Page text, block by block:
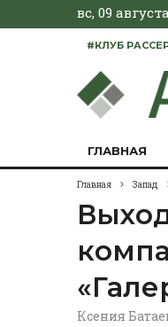
вс, 09
#КЛУБ
ГЛАВНАЯ
Главная Запад
Ксения